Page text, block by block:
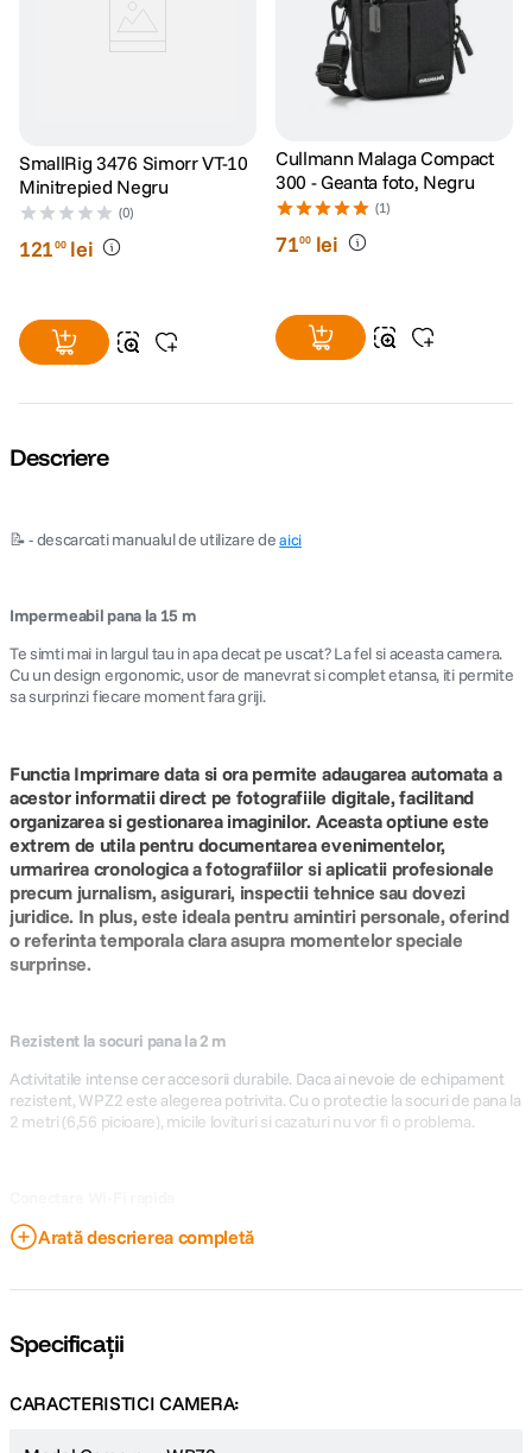
SmallRig 3476 Simorr VT-10
Minitrepied Negru
(0)
12100 lei
Cullmann Malaga Compact
300 - Geanta foto, Negru
(1)
7100 lei
Descriere
📝 - descarcati manualul de utilizare deaici
Impermeabil pana la 15 m
Te simti mai in largul tau in apa decat pe uscat? La fel si aceasta camera.
Cu un design ergonomic, usor de manevrat si complet etansa, iti permite
sa surprinzi fiecare moment fara griji.
Functia Imprimare data si ora permite adaugarea automata a
acestor informatii direct pe fotografiile digitale, facilitand
organizarea si gestionarea imaginilor. Aceasta optiune este
extrem de utila pentru documentarea evenimentelor,
urmarirea cronologica a fotografiilor si aplicatii profesionale
precum jurnalism, asigurari, inspectii tehnice sau dovezi
juridice. In plus, este ideala pentru amintiri personale, oferind
o referinta temporala clara asupra momentelor speciale
surprinse.
Rezistent la socuri pana la 2 m
Activitatile intense cer accesorii durabile. Daca ai nevoie de echipament
rezistent, WPZ2 este alegerea potrivita. Cu o protectie la socuri de pana la
2 metri (6,56 picioare), micile lovituri si cazaturi nu vor fi o problema.
Nu rata niciun moment important! Camera rezistenta KODAK PIXPRO
WPZ2 se conecteaza rapid la dispozitivul tau inteligent prin Wi-Fi, astfel
WPZ2 este construita pentru aventuri, dar uneori ai nevoie de un cadru
Arată descrierea completă
Specificații
CARACTERISTICI CAMERA: